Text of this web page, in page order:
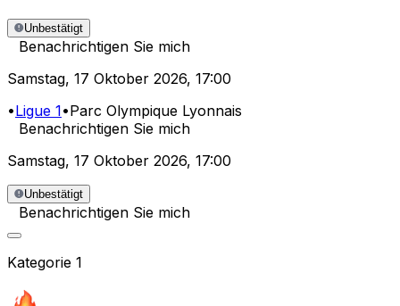
Unbestätigt
Benachrichtigen Sie mich
Samstag, 17 Oktober 2026, 17:00
•Ligue 1•Parc Olympique Lyonnais
Benachrichtigen Sie mich
Samstag, 17 Oktober 2026, 17:00
Unbestätigt
Benachrichtigen Sie mich
Kategorie 1